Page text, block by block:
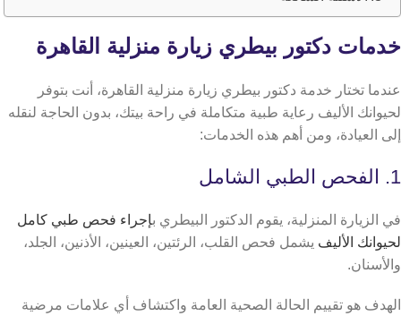
خدمات دكتور بيطري زيارة منزلية القاهرة
عندما تختار خدمة دكتور بيطري زيارة منزلية القاهرة، أنت بتوفر
لحيوانك الأليف رعاية طبية متكاملة في راحة بيتك، بدون الحاجة لنقله
إلى العيادة، ومن أهم هذه الخدمات:
1. الفحص الطبي الشامل
في الزيارة المنزلية، يقوم الدكتور البيطري بإجراء فحص طبي كامل
لحيوانك الأليف يشمل فحص القلب، الرئتين، العينين، الأذنين، الجلد،
والأسنان.
الهدف هو تقييم الحالة الصحية العامة واكتشاف أي علامات مرضية